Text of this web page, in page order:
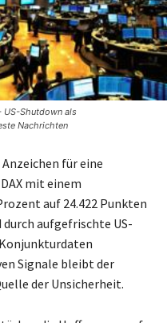
US-Shutdown als
Nachrichten
für eine
mit einem
auf 24.422 Punkten
aufgefrischte US-
Signale bleibt der
der Unsicherheit.